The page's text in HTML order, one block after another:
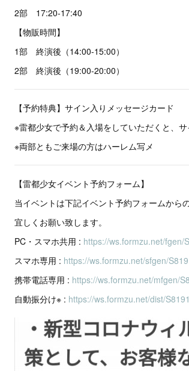
2部 17:20-17:40
【物販時間】
1部 終演後（14:00-15:00）
2部 終演後（19:00-20:00）
【予約特典】サイン入りメッセージカード
※雷都少女で予約＆入場をしていただくと、
※両部ともご来場の方はハーレム写メ
【雷都少女イベント予約フォーム】
当イベントは下記イベント予約フォームから
宜しくお願い致します。
PC・スマホ共用 : https://ws.formzu.net/fgen/
スマホ専用 : https://ws.formzu.net/sfgen/
携帯電話専用 : https://ws.formzu.net/mfgen/
自動振分け※ : https://ws.formzu.net/dist/